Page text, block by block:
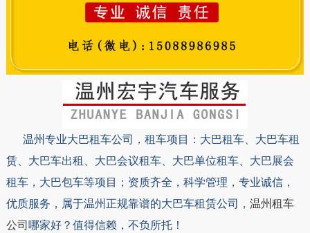
温州专业大巴租车公司，租车项目：大巴租车、 大巴车租
赁、 大巴车出租、 大巴会议租车、 大巴单位租车、 大巴展会
租车， 大巴包车等项目；资质齐全，科学管理，专业诚信，
优质服务，属于温州正规靠谱的大巴车租赁公司， 温州租车
公司哪家好？值得信赖，不负所托！